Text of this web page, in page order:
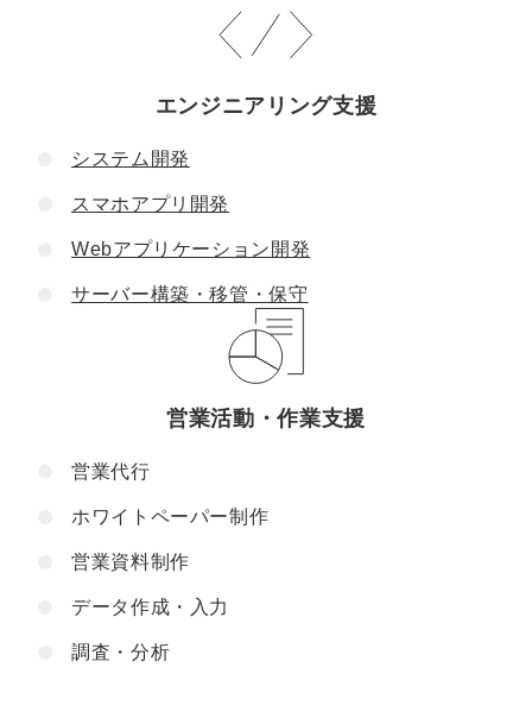
エンジニアリング支援
システム開発
スマホアプリ開発
Webアプリケーション開発
サーバー構築・移管・保守
営業活動・作業支援
営業代行
ホワイトペーパー制作
営業資料制作
データ作成・入力
調査・分析